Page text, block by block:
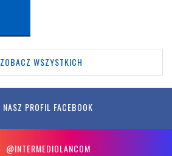
ZOBACZ WSZYSTKICH
NASZ PROFIL FACEBOOK
@INTERMEDIOLANCOM